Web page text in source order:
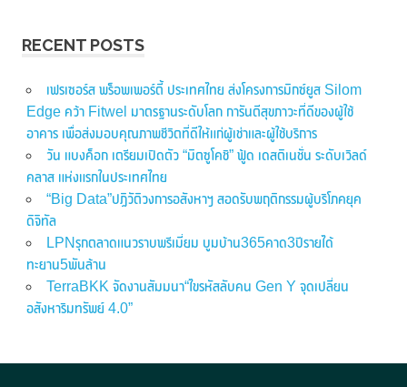
RECENT POSTS
เฟรเซอร์ส พร็อพเพอร์ตี้ ประเทศไทย ส่งโครงการมิกซ์ยูส Silom
Edge คว้า Fitwel มาตรฐานระดับโลก การันตีสุขภาวะที่ดีของผู้ใช้
อาคาร เพื่อส่งมอบคุณภาพชีวิตที่ดีให้แก่ผู้เช่าและผู้ใช้บริการ
วัน แบงค็อก เตรียมเปิดตัว “มิตซูโคชิ” ฟู้ด เดสติเนชั่น ระดับเวิลด์
คลาส แห่งแรกในประเทศไทย
“Big Data”ปฏิวัติวงการอสังหาฯ สอดรับพฤติกรรมผู้บริโภคยุค
ดิจิทัล
LPNรุกตลาดแนวราบพรีเมี่ยม บูมบ้าน365คาด3ปีรายได้
ทะยาน5พันล้าน
TerraBKK จัดงานสัมมนา“ไขรหัสลับคน Gen Y จุดเปลี่ยน
อสังหาริมทรัพย์ 4.0”